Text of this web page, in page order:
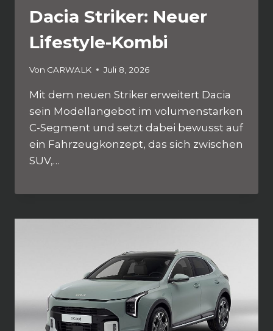
Dacia Striker: Neuer
Lifestyle-Kombi
Von CARWALK Juli 8, 2026
Mit dem neuen Striker erweitert Dacia
sein Modellangebot im volumenstarken
C-Segment und setzt dabei bewusst auf
ein Fahrzeugkonzept, das sich zwischen
SUV,…